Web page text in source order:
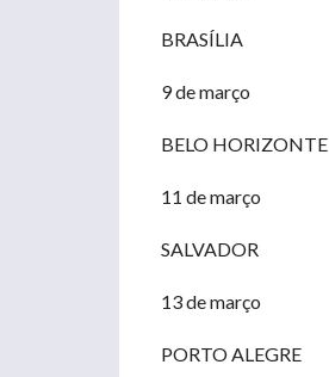
BRASÍLIA
9 de março
BELO HORIZONTE
11 de março
SALVADOR
13 de março
PORTO ALEGRE